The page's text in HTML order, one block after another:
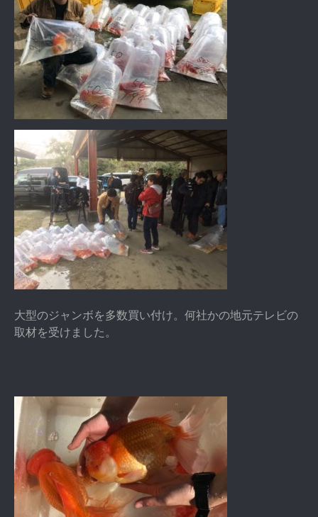
大型のジャンボを多数買い付け。何社かの地元テレビの
取材を受けました。